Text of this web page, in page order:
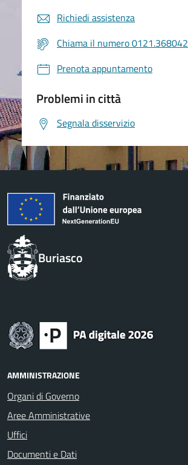
Richiedi assistenza
Chiama il numero 0121.368042
Prenota appuntamento
Problemi in città
Segnala disservizio
Buriasco
AMMINISTRAZIONE
Organi di Governo
Aree Amministrative
Uffici
Documenti e Dati